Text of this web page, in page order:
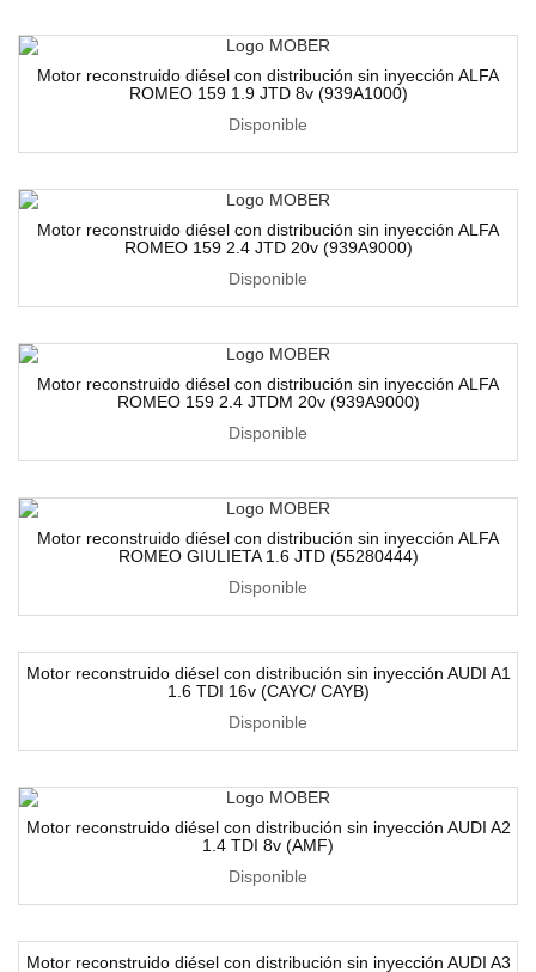
Motor reconstruido diésel con distribución sin inyección ALFA
ROMEO 159 1.9 JTD 8v (939A1000)
Disponible
Motor reconstruido diésel con distribución sin inyección ALFA
ROMEO 159 2.4 JTD 20v (939A9000)
Disponible
Motor reconstruido diésel con distribución sin inyección ALFA
ROMEO 159 2.4 JTDM 20v (939A9000)
Disponible
Motor reconstruido diésel con distribución sin inyección ALFA
ROMEO GIULIETA 1.6 JTD (55280444)
Disponible
Motor reconstruido diésel con distribución sin inyección AUDI A1
1.6 TDI 16v (CAYC/ CAYB)
Disponible
Motor reconstruido diésel con distribución sin inyección AUDI A2
1.4 TDI 8v (AMF)
Disponible
Motor reconstruido diésel con distribución sin inyección AUDI A3